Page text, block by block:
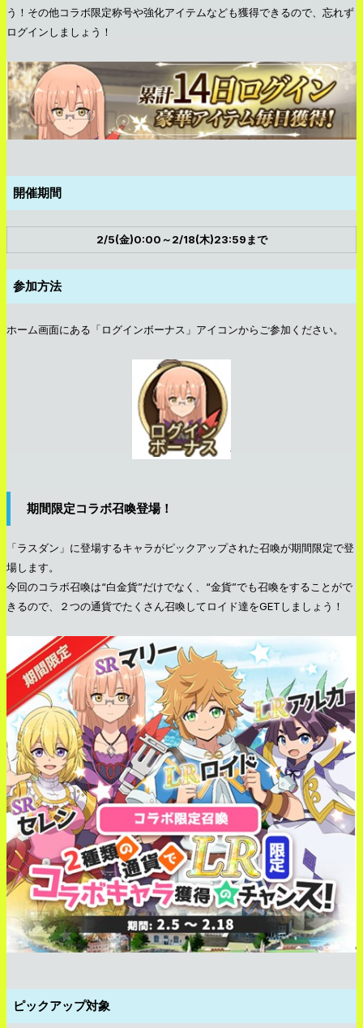
う！その他コラボ限定称号や強化アイテムなども獲得できるので、忘れず
ログインしましょう！
開催期間
2/5(金)0:00～2/18(木)23:59まで
参加方法
ホーム画面にある「ログインボーナス」アイコンからご参加ください。
期間限定コラボ召喚登場！
「ラスダン」に登場するキャラがピックアップされた召喚が期間限定で登
場します。
今回のコラボ召喚は“白金貨”だけでなく、“金貨”でも召喚をすることがで
きるので、２つの通貨でたくさん召喚してロイド達をGETしましょう！
ピックアップ対象